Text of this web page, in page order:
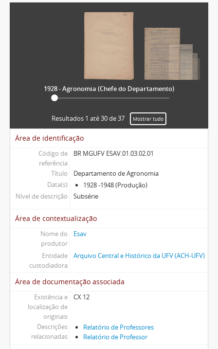
1928 - Agronomia (Chefe do Departamento)
Resultados 1 até 30 de 37 Mostrar tudo
Área de identificação
Código de
referência
BR MGUFV ESAV.01.03.02.01
Título
Departamento de Agronomia
Data(s)
1928 -1948 (Produção)
Nível de descrição
Subsérie
Área de contextualização
Nome do
produtor
Esav
Entidade
custodiadora
Arquivo Central e Histórico da UFV (ACH-UFV)
Área de documentação associada
Existência e
localização de
originais
CX 12
Descrições
relacionadas
Relatório de Professores
Relatório de Professor